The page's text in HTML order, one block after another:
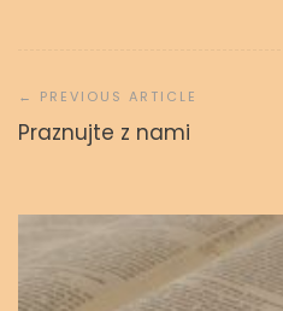
prispevka
Praznujte z nami
Svetopisemske urice